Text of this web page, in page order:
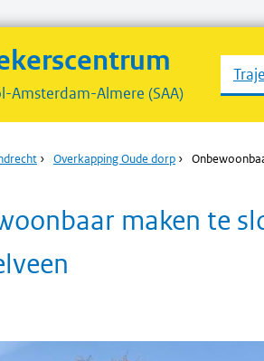
Amsterdam-Almere (SAA)
› Overkapping Oude dorp ›
maken te